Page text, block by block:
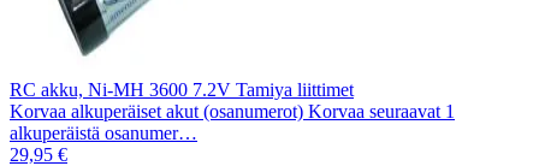
RC akku, Ni-MH 3600 7.2V Tamiya liittimet
Korvaa alkuperäiset akut (osanumerot) Korvaa seuraavat 1
alkuperäistä osanumer…
29,95 €